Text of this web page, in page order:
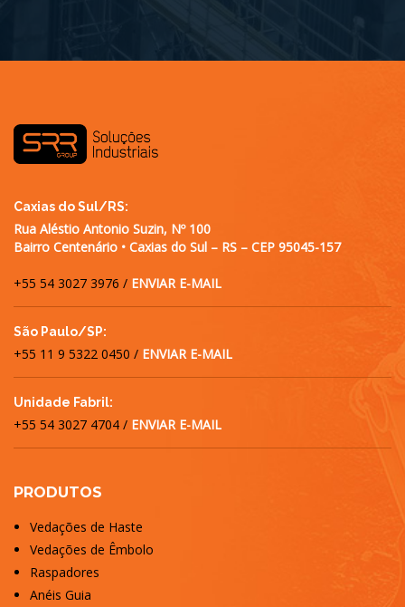
Caxias do Sul/RS:
Rua Aléstio Antonio Suzin, Nº 100
Bairro Centenário • Caxias do Sul – RS – CEP 95045-157
+55 54 3027 3976 / ENVIAR E-MAIL
São Paulo/SP:
+55 11 9 5322 0450 / ENVIAR E-MAIL
Unidade Fabril:
+55 54 3027 4704 / ENVIAR E-MAIL
PRODUTOS
Vedações de Haste
Vedações de Êmbolo
Raspadores
Anéis Guia